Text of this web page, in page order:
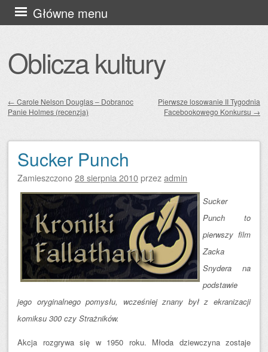
Oblicza kultury
Główne menu
Przejdź
do
Zobacz wpisy
← Carole Nelson Douglas – Dobranoc
Panie Holmes (recenzja)
Pierwsze losowanie II Tygodnia
Facebookowego Konkursu →
Sucker Punch
Zamieszczono28 sierpnia 2010przezadmin
Sucker
Punch to
pierwszy film
Zacka
Snydera na
podstawie
jego oryginalnego pomysłu, wcześniej znany był z ekranizacji
komiksu 300 czy Strażników.
Akcja rozgrywa się w 1950 roku. Młoda dziewczyna zostaje